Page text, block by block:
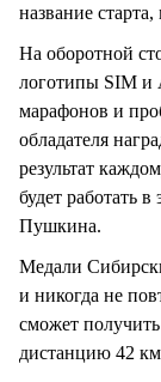
название
На оборотной
логотипы SIM и
марафонов и
обладателя
результат
будет работать
Пушкина.
Медали
и никогда не
сможет
дистанцию 42